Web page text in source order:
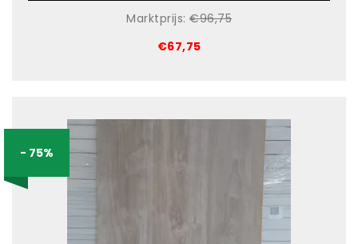
Marktprijs: €96,75
€67,75
- 75%